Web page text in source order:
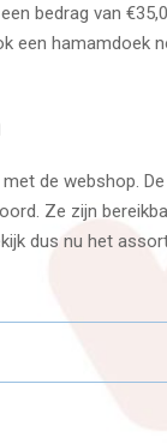
bedrag van
een hamamdoek
de webshop.
Ze zijn
dus nu het